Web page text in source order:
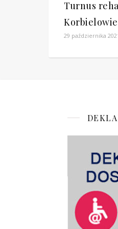
Turnus
Korbielowie
29 października